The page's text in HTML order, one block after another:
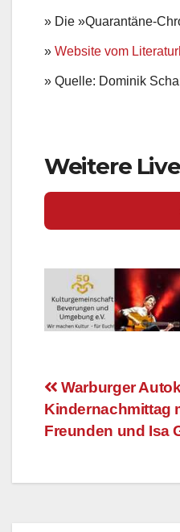
» Die »Quarantäne-
» Website vom
» Quelle: Dominik
Weitere
Warburger
Kindernachmittag
Freunden und Isa